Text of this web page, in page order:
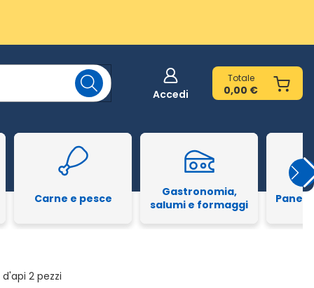
Accedi
Totale
0,00 €
Carne e pesce
Gastronomia,
salumi e formaggi
Pane
2 pezzi